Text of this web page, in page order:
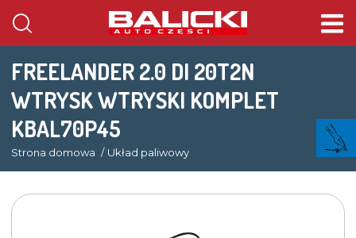
FREELANDER 2.0 DI 20T2N
WTRYSK WTRYSKI KOMPLET
KBAL70P45
Strona domowa Układ paliwowy